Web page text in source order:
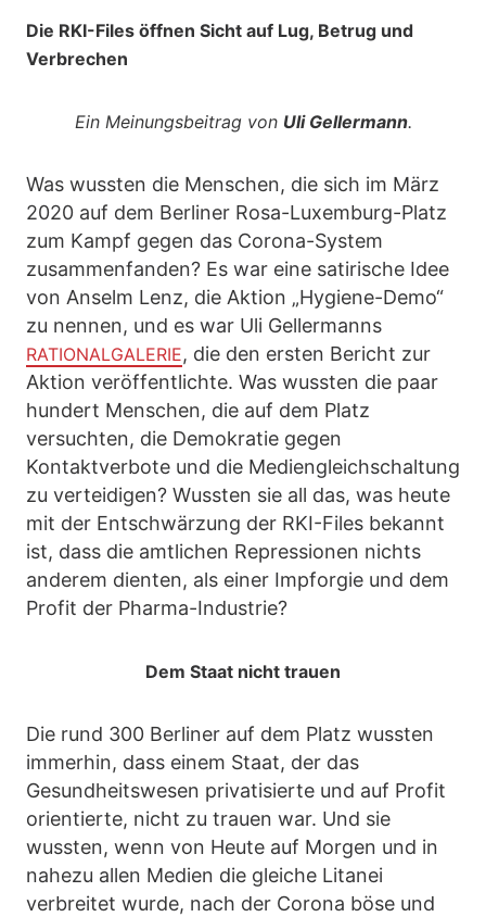
Die RKI-Files öffnen Sicht auf Lug, Betrug und
Verbrechen
Ein Meinungsbeitrag von Uli Gellermann.
Was wussten die Menschen, die sich im März
2020 auf dem Berliner Rosa-Luxemburg-Platz
zum Kampf gegen das Corona-System
zusammenfanden? Es war eine satirische Idee
von Anselm Lenz, die Aktion „Hygiene-Demo“
zu nennen, und es war Uli Gellermanns
RATIONALGALERIE, die den ersten Bericht zur
Aktion veröffentlichte. Was wussten die paar
hundert Menschen, die auf dem Platz
versuchten, die Demokratie gegen
Kontaktverbote und die Mediengleichschaltung
zu verteidigen? Wussten sie all das, was heute
mit der Entschwärzung der RKI-Files bekannt
ist, dass die amtlichen Repressionen nichts
anderem dienten, als einer Impforgie und dem
Profit der Pharma-Industrie?
Dem Staat nicht trauen
Die rund 300 Berliner auf dem Platz wussten
immerhin, dass einem Staat, der das
Gesundheitswesen privatisierte und auf Profit
orientierte, nicht zu trauen war. Und sie
wussten, wenn von Heute auf Morgen und in
nahezu allen Medien die gleiche Litanei
verbreitet wurde, nach der Corona böse und